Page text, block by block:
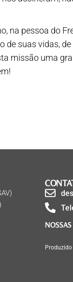
na pessoa do
suas vidas,
missão uma